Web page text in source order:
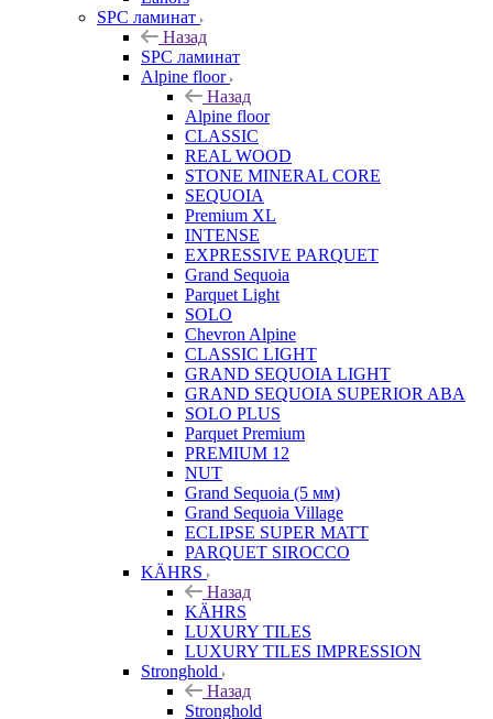
SPC ламинат
Назад
SPC ламинат
Alpine floor
Назад
Alpine floor
CLASSIC
REAL WOOD
STONE MINERAL CORE
SEQUOIA
Premium XL
INTENSE
EXPRESSIVE PARQUET
Grand Sequoia
Parquet Light
SOLO
Chevron Alpine
CLASSIC LIGHT
GRAND SEQUOIA LIGHT
GRAND SEQUOIA SUPERIOR ABA
SOLO PLUS
Parquet Premium
PREMIUM 12
NUT
Grand Sequoia (5 мм)
Grand Sequoia Village
ECLIPSE SUPER MATT
PARQUET SIROCCO
KÄHRS
Назад
KÄHRS
LUXURY TILES
LUXURY TILES IMPRESSION
Stronghold
Назад
Stronghold